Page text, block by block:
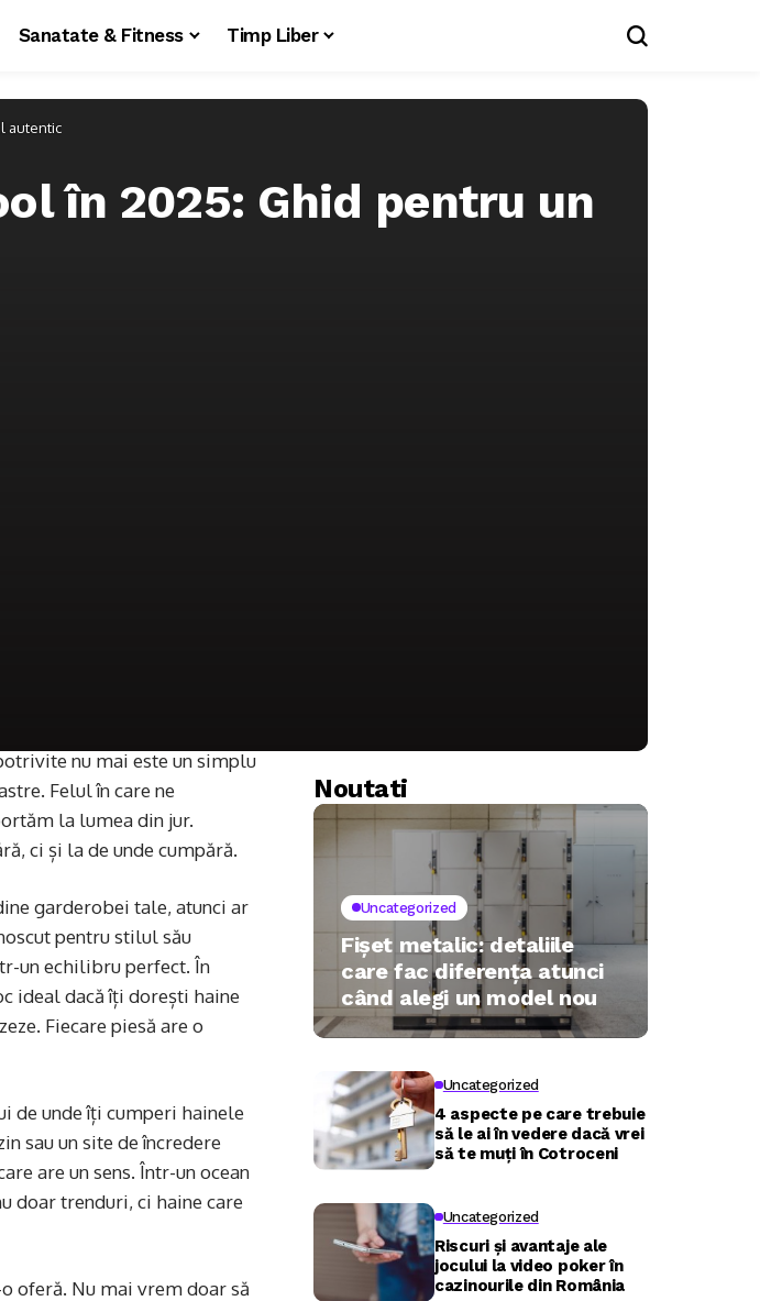
Sanatate & Fitness Timp Liber
autentic
în 2025: Ghid pentru un
nu mai este un simplu
Felul în care ne
la lumea din jur.
ci și la de unde cumpără.
garderobei tale, atunci ar
pentru stilul său
un echilibru perfect. În
ideal dacă îți dorești haine
Fiecare piesă are o
de unde îți cumperi hainele
sau un site de încredere
are un sens. Într-un ocean
doar trenduri, ci haine care
oferă. Nu mai vrem doar să
Noutati
Uncategorized
Fișet metalic: detaliile
care fac diferența atunci
când alegi un model nou
Uncategorized
4 aspecte pe care trebuie
să le ai în vedere dacă vrei
să te muți în Cotroceni
Uncategorized
Riscuri și avantaje ale
jocului la video poker în
cazinourile din România